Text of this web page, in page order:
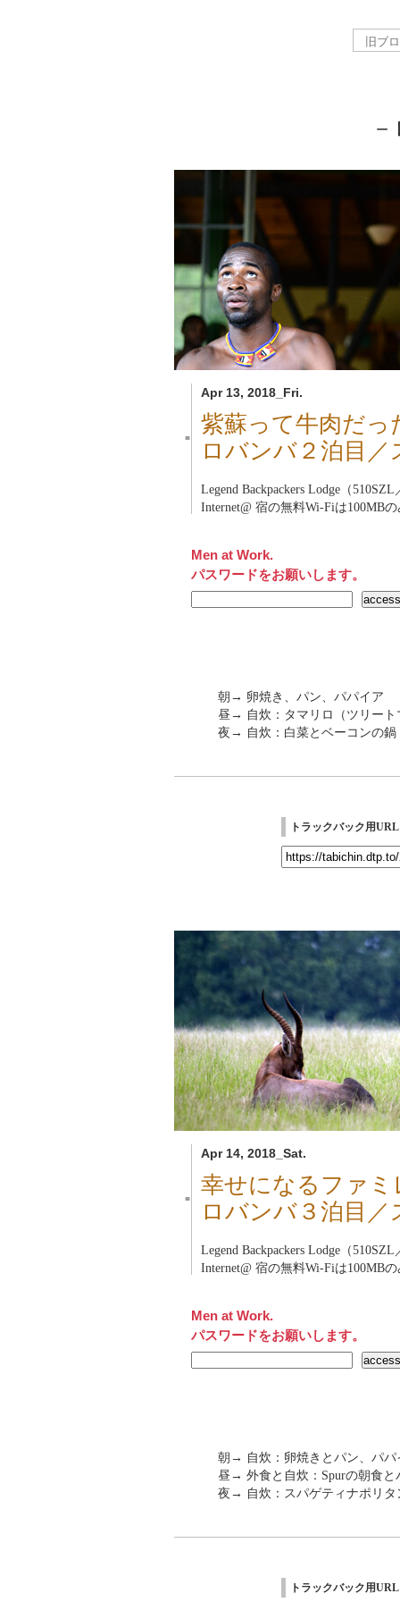
Apr 13, 2018_Fri.
■
紫蘇って牛肉だっ
ロバンバ２泊目
Legend Backpackers Lodge（
Internet@ 宿の無料Wi-Fiは100MBの
Men at Work.
パスワードをお願いします。
朝→ 卵焼き、パン、パパイア
昼→ 自炊：タマリロ（ツリート
夜→ 自炊：白菜とベーコンの鍋
トラックバック用URL
Apr 14, 2018_Sat.
■
幸せになるファミ
ロバンバ３泊目
Legend Backpackers Lodge（
Internet@ 宿の無料Wi-Fiは100MBの
Men at Work.
パスワードをお願いします。
朝→ 自炊：卵焼きとパン、パパ
昼→ 外食と自炊：Spurの朝食と
夜→ 自炊：スパゲティナポリタ
トラックバック用URL